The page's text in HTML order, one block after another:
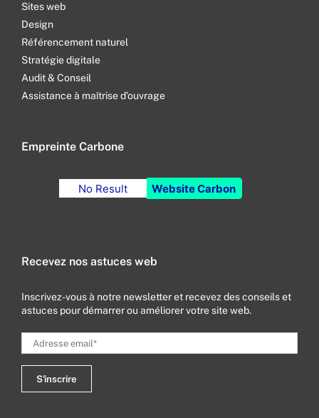
Sites web
Design
Référencement naturel
Stratégie digitale
Audit & Conseil
Assistance à maîtrise d’ouvrage
Empreinte Carbone
No Result Website Carbon
Recevez nos astuces web
Inscrivez-vous à notre newsletter et recevez des conseils et
astuces pour démarrer ou améliorer votre site web.